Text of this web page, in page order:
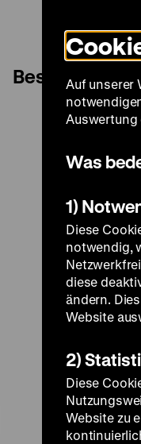
BesuchAuf unserer
Auswertung
Was
1)
Diese
notwendig,
diese
ändern.
Website
2)
Diese
Website zu